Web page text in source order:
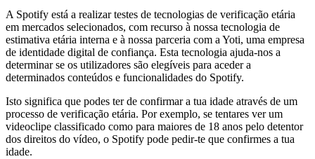
A Spotify está a realizar testes de tecnologias de verificação etária
em mercados selecionados, com recurso à nossa tecnologia de
estimativa etária interna e à nossa parceria com a Yoti, uma empresa
de identidade digital de confiança. Esta tecnologia ajuda-nos a
determinar se os utilizadores são elegíveis para aceder a
determinados conteúdos e funcionalidades do Spotify.
Isto significa que podes ter de confirmar a tua idade através de um
processo de verificação etária. Por exemplo, se tentares ver um
videoclipe classificado como para maiores de 18 anos pelo detentor
dos direitos do vídeo, o Spotify pode pedir-te que confirmes a tua
idade.